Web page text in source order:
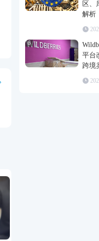
区、
解析
6
平台
跨境